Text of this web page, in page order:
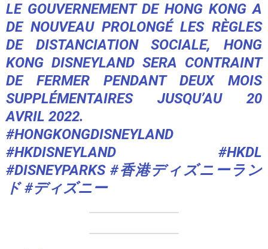
LE GOUVERNEMENT DE HONG KONG A
DE NOUVEAU PROLONGÉ LES RÈGLES
DE DISTANCIATION SOCIALE, HONG
KONG DISNEYLAND SERA CONTRAINT
DE FERMER PENDANT DEUX MOIS
SUPPLÉMENTAIRES JUSQU’AU 20
AVRIL 2022.
#HONGKONGDISNEYLAND
#HKDISNEYLAND #HKDL
#DISNEYPARKS #香港ディズニーラン
ド #ディズニー